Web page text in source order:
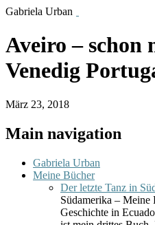
Gabriela Urban
Aveiro – schon
Venedig
März 23, 2018
Main navigation
Gabriela Urban
Meine Bücher
Der letzte Tanz in
Südamerika – Meine
Geschichte in